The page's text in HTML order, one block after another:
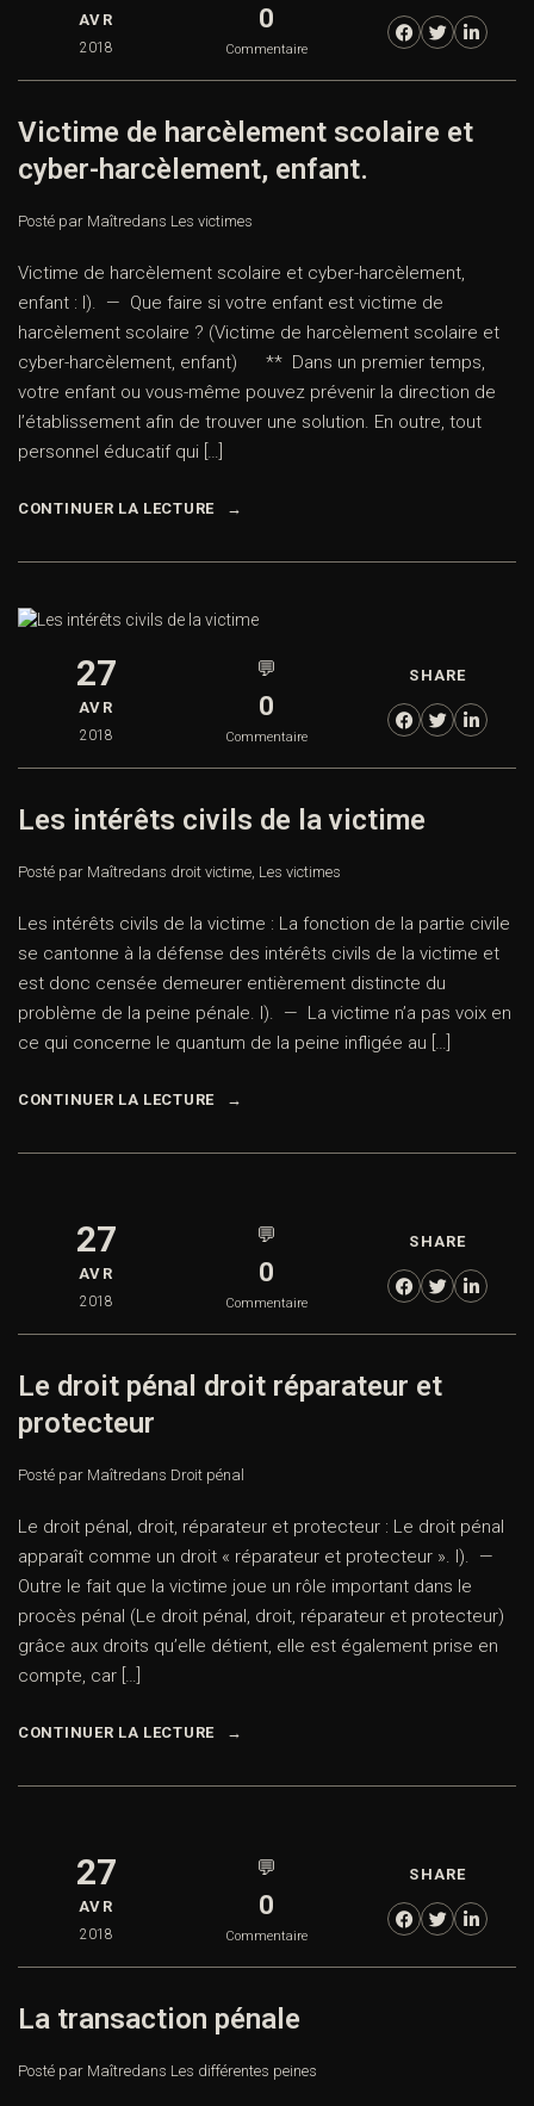
AVR
2018
0
Commentaire
Victime de harcèlement scolaire et
cyber-harcèlement, enfant.
Posté par Maîtredans Les victimes
Victime de harcèlement scolaire et cyber-harcèlement,
enfant : I). — Que faire si votre enfant est victime de
harcèlement scolaire ? (Victime de harcèlement scolaire et
cyber-harcèlement, enfant) ** Dans un premier temps,
votre enfant ou vous-même pouvez prévenir la direction de
l’établissement afin de trouver une solution. En outre, tout
personnel éducatif qui […]
CONTINUER LA LECTURE
27
AVR
2018
💬
0
Commentaire
SHARE
Les intérêts civils de la victime
Posté par Maîtredans droit victime, Les victimes
Les intérêts civils de la victime : La fonction de la partie civile
se cantonne à la défense des intérêts civils de la victime et
est donc censée demeurer entièrement distincte du
problème de la peine pénale. I). — La victime n’a pas voix en
ce qui concerne le quantum de la peine infligée au […]
CONTINUER LA LECTURE
27
AVR
2018
💬
0
Commentaire
SHARE
Le droit pénal droit réparateur et
protecteur
Posté par Maîtredans Droit pénal
Le droit pénal, droit, réparateur et protecteur : Le droit pénal
apparaît comme un droit « réparateur et protecteur ». I). —
Outre le fait que la victime joue un rôle important dans le
procès pénal (Le droit pénal, droit, réparateur et protecteur)
grâce aux droits qu’elle détient, elle est également prise en
compte, car […]
CONTINUER LA LECTURE
27
AVR
2018
💬
0
Commentaire
SHARE
La transaction pénale
Posté par Maîtredans Les différentes peines